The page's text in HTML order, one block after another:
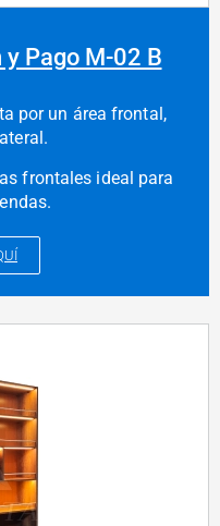
Pago M-02 B
por un área frontal,
frontales ideal para